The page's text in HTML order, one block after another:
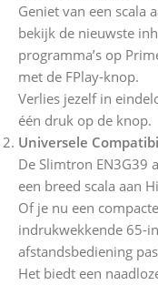
Geniet van een scala
bekijk de nieuwste
programma’s op
met de FPlay-knop.
Verlies jezelf in
één druk op de knop.
Universele
De Slimtron EN3G39
een breed scala aan
Of je nu een
indrukwekkende 65-
afstandsbediening
Het biedt een